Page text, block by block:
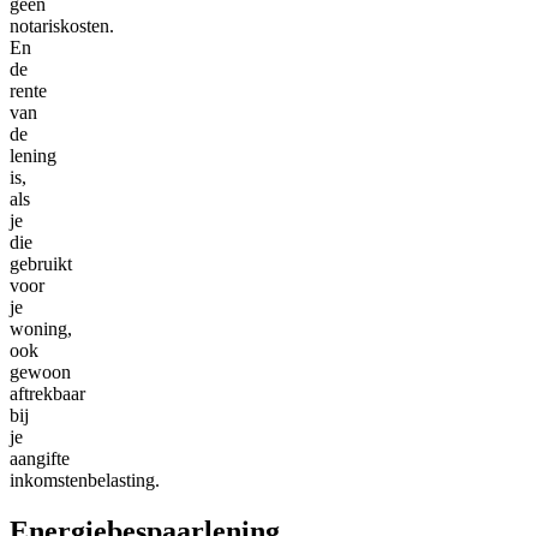
notariskosten.
En
de
rente
van
de
lening
is,
als
je
die
gebruikt
voor
je
woning,
ook
gewoon
aftrekbaar
bij
je
aangifte
inkomstenbelasting.